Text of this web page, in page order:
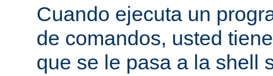
Cuando ejecuta un
de comandos, usted
que se le pasa a la shell